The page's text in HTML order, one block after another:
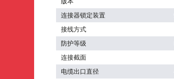
连接器锁定装置
接线方式
防护等级
连接截面
电缆出口直径